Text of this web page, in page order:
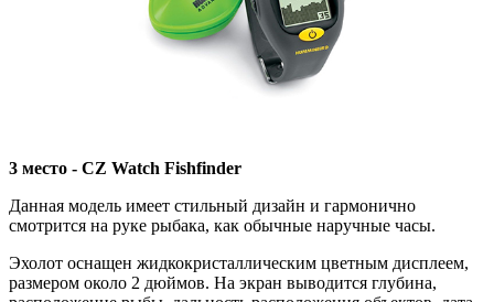
3 место - CZ Watch Fishfinder
Данная модель имеет стильный дизайн и гармонично
смотрится на руке рыбака, как обычные наручные часы.
Эхолот оснащен жидкокристаллическим цветным дисплеем,
размером около 2 дюймов. На экран выводится глубина,